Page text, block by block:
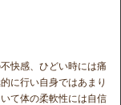
快感、ひどい時には痛
に行い自身ではあまり
て体の柔軟性には自信